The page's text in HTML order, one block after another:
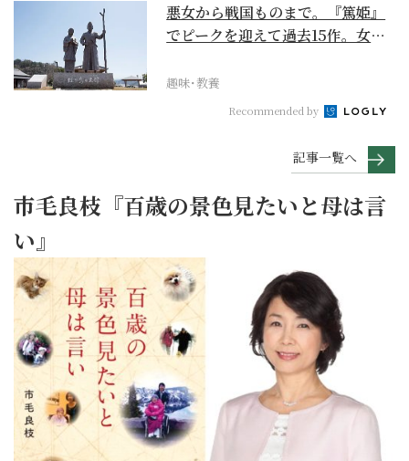
悪女から戦国ものまで。『篤姫』
でピークを迎えて過去15作。女性
趣味･教養
Recommended by
記事一覧へ
市毛良枝『百歳の景色見たいと母は言
い』